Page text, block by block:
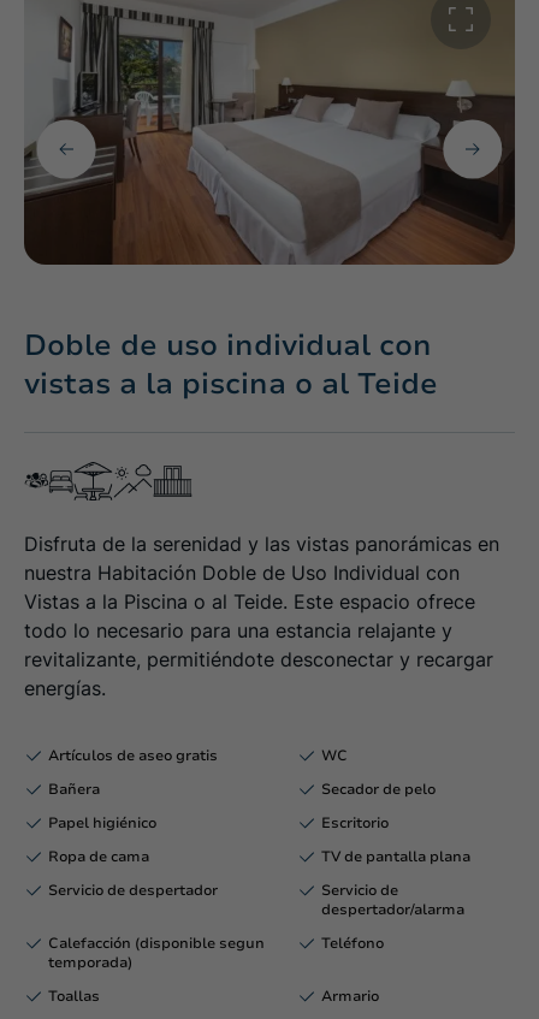
Doble de uso individual con
vistas a la piscina o al Teide
Disfruta de la serenidad y las vistas panorámicas en
nuestra Habitación Doble de Uso Individual con
Vistas a la Piscina o al Teide. Este espacio ofrece
todo lo necesario para una estancia relajante y
revitalizante, permitiéndote desconectar y recargar
energías.
Artículos de aseo gratis
WC
Bañera
Secador de pelo
Papel higiénico
Escritorio
Ropa de cama
TV de pantalla plana
Servicio de despertador
Servicio de
despertador/alarma
Calefacción (disponible segun
temporada)
Teléfono
Toallas
Armario